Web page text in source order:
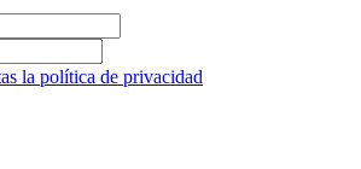
la política de privacidad